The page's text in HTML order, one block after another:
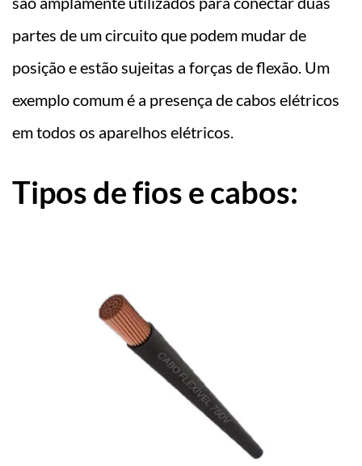
partes de um circuito que podem mudar de
posição e estão sujeitas a forças de flexão. Um
exemplo comum é a presença de cabos elétricos
em todos os aparelhos elétricos.
Tipos de fios e cabos: